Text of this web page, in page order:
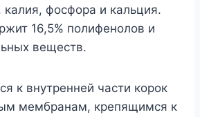
калия, фосфора и кальция.
16,5% полифенолов и
веществ.
к внутренней части корок
мембранам, крепящимся к